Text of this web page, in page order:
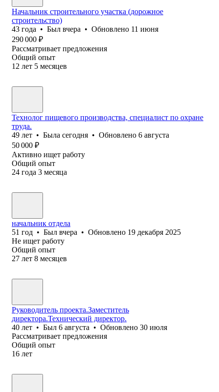
Начальник строительного участка (дорожное
строительство)
43 года • Был вчера • Обновлено 11 июня
290 000 ₽
Рассматривает предложения
Общий опыт
12 лет 5 месяцев
Технолог пищевого производства, специалист по охране
труда.
49 лет • Была сегодня • Обновлено 6 августа
50 000 ₽
Активно ищет работу
Общий опыт
24 года 3 месяца
начальник отдела
51 год • Был вчера • Обновлено 19 декабря 2025
Не ищет работу
Общий опыт
27 лет 8 месяцев
Руководитель проекта.Заместитель
директора.Технический директор.
40 лет • Был 6 августа • Обновлено 30 июля
Рассматривает предложения
Общий опыт
16 лет